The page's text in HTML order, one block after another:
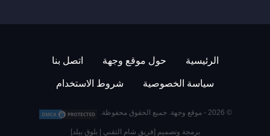
الرئيسية حول موقع وجهة اتصل بنا
سياسة الخصوصية شروط الاستخدام
© 2026 - موقع وجهة. جميع الحقوق محفوظة.
برمجة وتصميم [فريق شام التقني بلوق بيلد]